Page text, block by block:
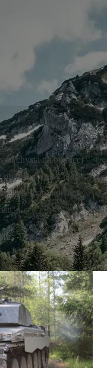
sa chystá na budúcej
predniesť nový plán
pre udržanie